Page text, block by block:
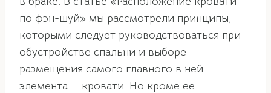
по фэн-шуй» мы рассмотрели принципы,
которыми следует руководствоваться при
обустройстве спальни и выборе
размещения самого главного в ней
элемента — кровати. Но кроме ее…